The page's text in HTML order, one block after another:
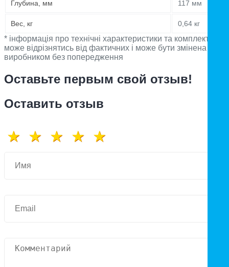
Глубина, мм 117 мм
Вес, кг 0,64 кг
* інформація про технічні характеристики та комплектацію
може відрізнятись від фактичних і може бути змінена
виробником без попередження
Оставьте первым свой отзыв!
Оставить отзыв